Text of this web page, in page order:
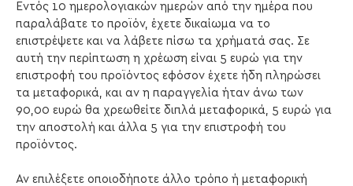
Εντός 10 ημερολογιακών ημερών από την ημέρα που
παραλάβατε το προϊόν, έχετε δικαίωμα να το
επιστρέψετε και να λάβετε πίσω τα χρήματά σας. Σε
αυτή την περίπτωση η χρέωση είναι 5 ευρώ για την
επιστροφή του προϊόντος εφόσον έχετε ήδη πληρώσει
τα μεταφορικά, και αν η παραγγελία ήταν άνω των
90,00 ευρώ θα χρεωθείτε διπλά μεταφορικά, 5 ευρώ για
την αποστολή και άλλα 5 για την επιστροφή του
προϊόντος.
Αν επιλέξετε οποιοδήποτε άλλο τρόπο ή μεταφορική